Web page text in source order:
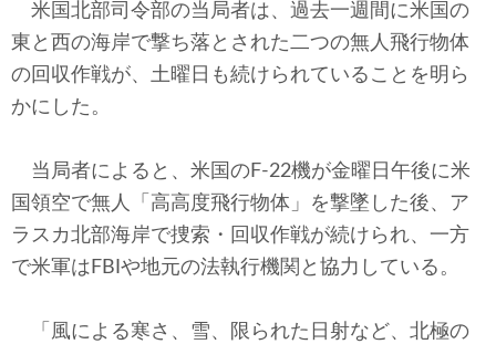
米国北部司令部の当局者は、過去一週間に米国の
東と西の海岸で撃ち落とされた二つの無人飛行物体
の回収作戦が、土曜日も続けられていることを明ら
かにした。
当局者によると、米国のF-22機が金曜日午後に米
国領空で無人「高高度飛行物体」を撃墜した後、ア
ラスカ北部海岸で捜索・回収作戦が続けられ、一方
で米軍はFBIや地元の法執行機関と協力している。
「風による寒さ、雪、限られた日射など、北極の